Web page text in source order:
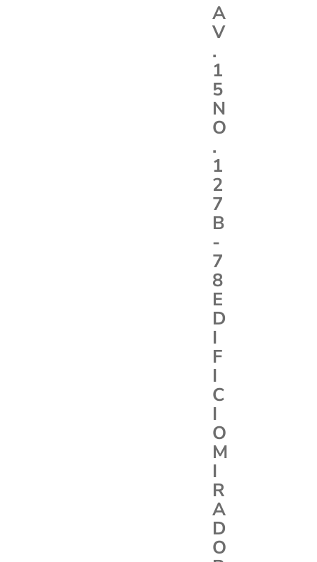
A
V
.
1
5
N
O
.
1
2
7
B
-
7
8
E
D
I
F
I
C
I
O
M
I
R
A
D
O